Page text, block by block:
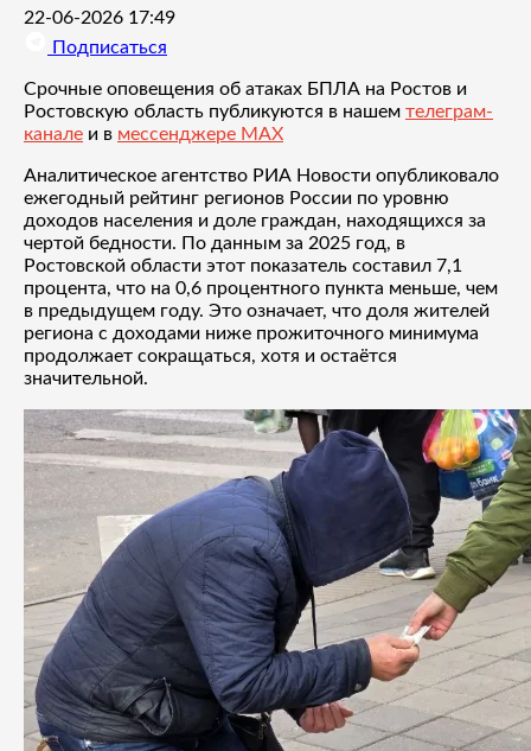
22-06-2026 17:49
Подписаться
Срочные оповещения об атаках БПЛА на Ростов и
Ростовскую область публикуются в нашем телеграм-
канале и в мессенджере MAX
Аналитическое агентство РИА Новости опубликовало
ежегодный рейтинг регионов России по уровню
доходов населения и доле граждан, находящихся за
чертой бедности. По данным за 2025 год, в
Ростовской области этот показатель составил 7,1
процента, что на 0,6 процентного пункта меньше, чем
в предыдущем году. Это означает, что доля жителей
региона с доходами ниже прожиточного минимума
продолжает сокращаться, хотя и остаётся
значительной.